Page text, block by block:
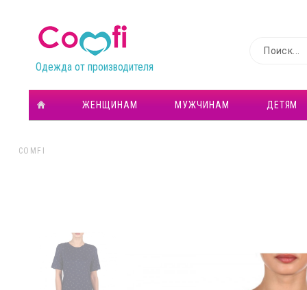
Одежда от производителя
ЖЕНЩИНАМ МУЖЧИНАМ ДЕТЯМ
COMFI